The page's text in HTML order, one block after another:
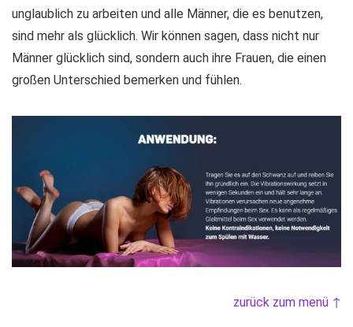
unglaublich zu arbeiten und alle Männer, die es benutzen,
sind mehr als glücklich. Wir können sagen, dass nicht nur
Männer glücklich sind, sondern auch ihre Frauen, die einen
großen Unterschied bemerken und fühlen.
zurück zum menü ↑